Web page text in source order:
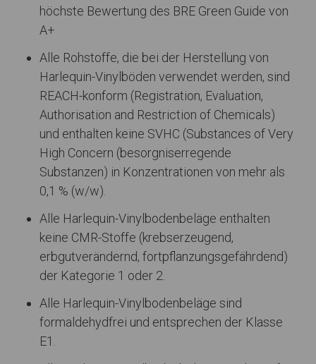
höchste Bewertung des BRE Green Guide von
A+
Alle Rohstoffe, die bei der Herstellung von
Harlequin-Vinylböden verwendet werden, sind
REACH-konform (Registration, Evaluation,
Authorisation and Restriction of Chemicals)
und enthalten keine SVHC (Substances of Very
High Concern (besorgniserregende
Substanzen) in Konzentrationen von mehr als
0,1 % (w/w).
Alle Harlequin-Vinylbodenbeläge enthalten
keine CMR-Stoffe (krebserzeugend,
erbgutverändernd, fortpflanzungsgefährdend)
der Kategorie 1 oder 2.
Alle Harlequin-Vinylbodenbeläge sind
formaldehydfrei und entsprechen der Klasse
E1.